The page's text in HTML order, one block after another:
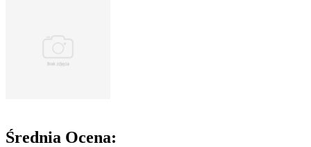
Średnia Ocena: